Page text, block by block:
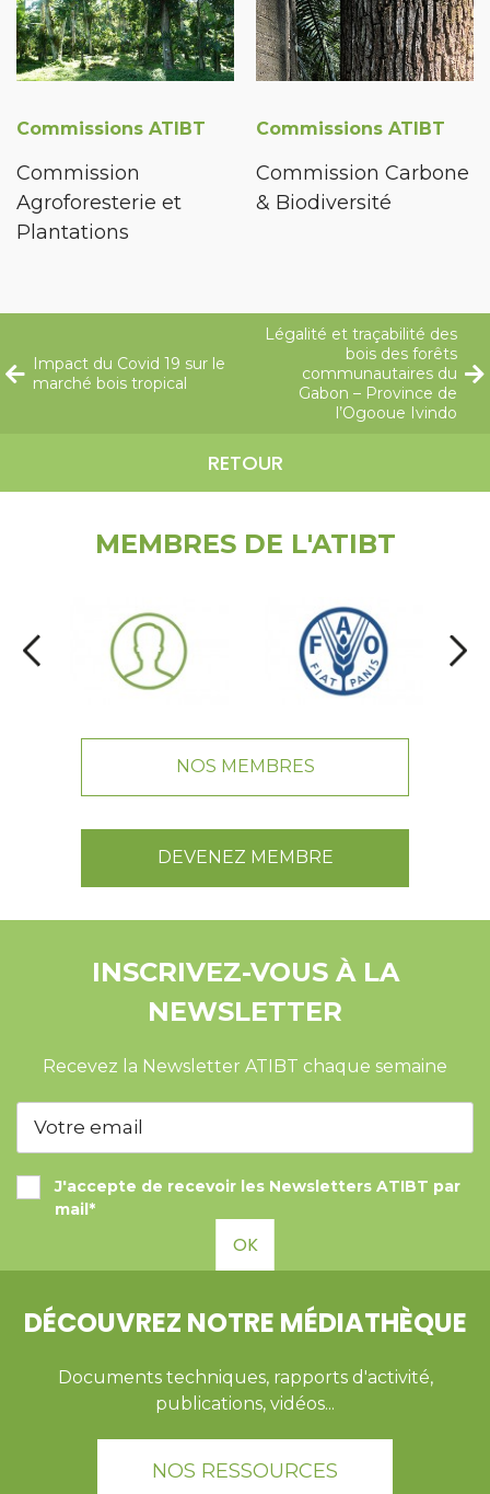
Commissions ATIBT
Commission
Agroforesterie et
Plantations
Commissions ATIBT
Commission Carbone
& Biodiversité
Impact du Covid 19 sur le
marché bois tropical
RETOUR
Légalité et traçabilité des
bois des forêts
communautaires du
Gabon – Province de
l’Ogooue Ivindo
MEMBRES DE L'ATIBT
NOS MEMBRES
DEVENEZ MEMBRE
INSCRIVEZ-VOUS À LA
NEWSLETTER
Recevez la Newsletter ATIBT chaque semaine
J'accepte de recevoir les Newsletters ATIBT par
mail*
OK
DÉCOUVREZ NOTRE MÉDIATHÈQUE
Documents techniques, rapports d'activité,
publications, vidéos...
NOS RESSOURCES